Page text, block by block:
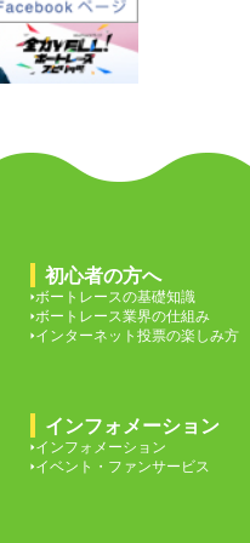
初心者の方へ
ボートレースの基礎知識
ボートレース業界の仕組み
インターネット投票の楽しみ方
インフォメーション
インフォメーション
イベント・ファンサービス